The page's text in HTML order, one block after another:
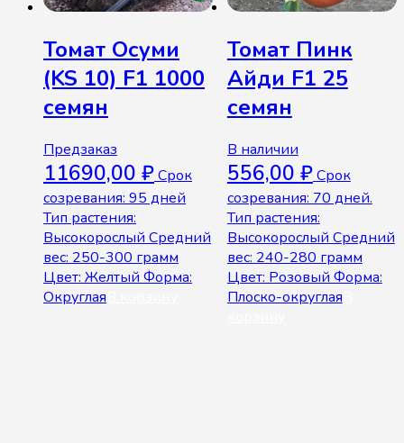
Томат Осуми
(KS 10) F1 1000
семян
Предзаказ
11690,00 ₽Срок
созревания: 95 дней
Тип растения:
Высокорослый Средний
вес: 250-300 грамм
Цвет: Желтый Форма:
Округлая
Томат Пинк
Айди F1 25
семян
В наличии
556,00 ₽Срок
созревания: 70 дней.
Тип растения:
Высокорослый Средний
вес: 240-280 грамм
Цвет: Розовый Форма:
Плоско-округлая